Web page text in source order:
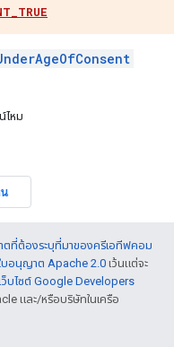
ไหม
ตที่ต้องระบุที่มาของครีเอทีฟคอม
บอนุญาต Apache 2.0เว้นแต่จะ
ว็บไซต์ Google Developers
และ/หรือบริษัทในเครือ